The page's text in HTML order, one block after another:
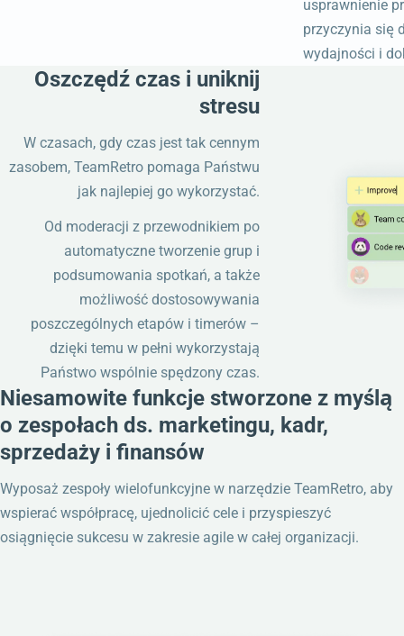
usprawnienie
przyczynia się
wydajności i
Oszczędź czas i uniknij
stresu
W czasach, gdy czas jest tak cennym
zasobem, TeamRetro pomaga Państwu
jak najlepiej go wykorzystać.
Od moderacji z przewodnikiem po
automatyczne tworzenie grup i
podsumowania spotkań, a także
możliwość dostosowywania
poszczególnych etapów i timerów –
dzięki temu w pełni wykorzystają
Państwo wspólnie spędzony czas.
Niesamowite funkcje stworzone z myślą
o zespołach ds. marketingu, kadr,
sprzedaży i finansów
Wyposaż zespoły wielofunkcyjne w narzędzie TeamRetro, aby
wspierać współpracę, ujednolicić cele i przyspieszyć
osiągnięcie sukcesu w zakresie agile w całej organizacji.